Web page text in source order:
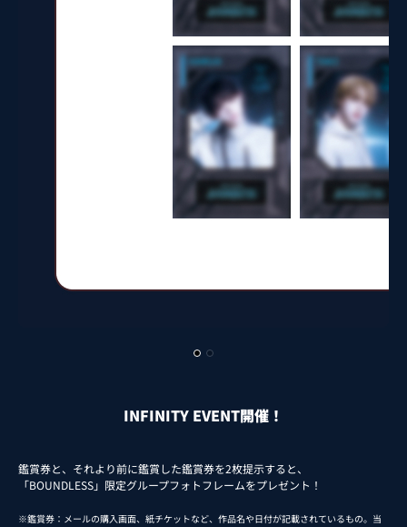
INFINITY EVENT開催！
鑑賞券と、それより前に鑑賞した鑑賞券を2枚提示すると、
「BOUNDLESS」限定グループフォトフレームをプレゼント！
※鑑賞券：メールの購入画面、紙チケットなど、作品名や日付が記載されているもの。 当